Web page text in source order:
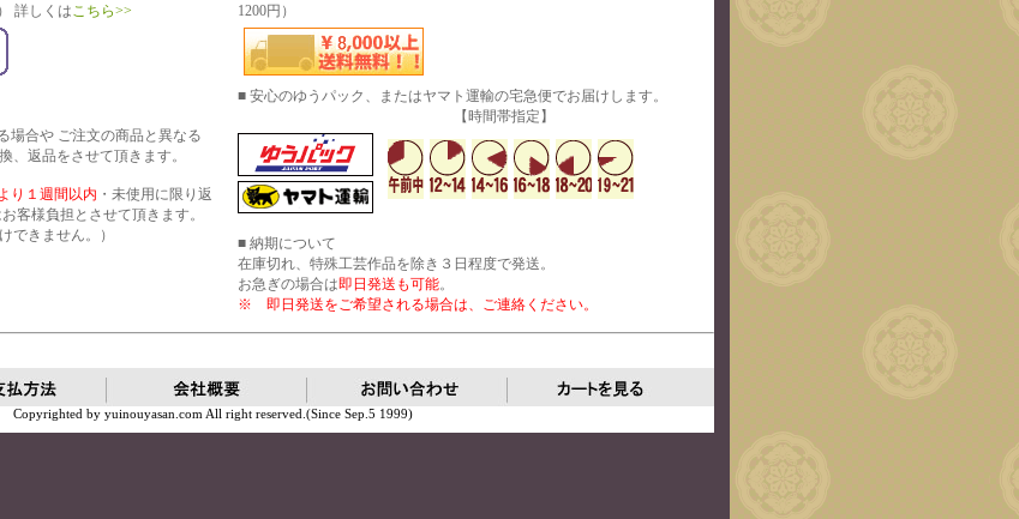
詳しくはこちら>>
場合や ご注文の商品と異なる
、返品をさせて頂きます。
り１週間以内 ・未使用に限り返
客様負担とさせて頂きます。
できません。）
1200円）
■ 安心のゆうパック、またはヤマト運輸の宅急便でお届けします。
【時間帯指定】
■ 納期について
在庫切れ、特殊工芸作品を除き３日程度で発送。
お急ぎの場合は即日発送も可能。
※ 即日発送をご希望される場合は、ご連絡ください。
Copyrighted by yuinouyasan.com All right reserved.(Since Sep.5 1999)